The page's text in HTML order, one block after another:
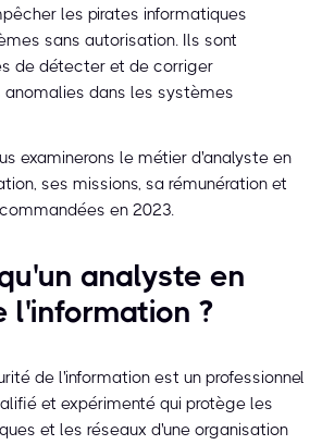
les pirates informatiques
sans autorisation. Ils sont
de détecter et de corriger
dans les systèmes
examinerons le métier d'analyste en
ses missions, sa rémunération et
en 2023.
analyste en
l'information ?
de l'information est un professionnel
et expérimenté qui protège les
et les réseaux d'une organisation